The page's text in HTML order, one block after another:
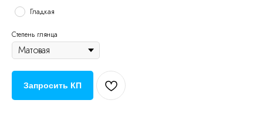
Гладкая
Степень глянца
Запросить КП